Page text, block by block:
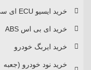
خرید ایسیو ECU ای سی یو
خرید ای بی اس ABS
خرید ایربگ خودرو
خرید نود خودرو (جعبه